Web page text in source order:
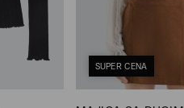
SUPER CENA